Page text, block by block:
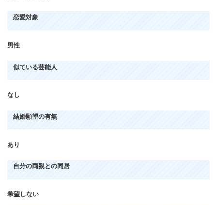
恋愛対象
男性
似ている芸能人
なし
結婚願望の有無
あり
自分の両親との同居
希望しない